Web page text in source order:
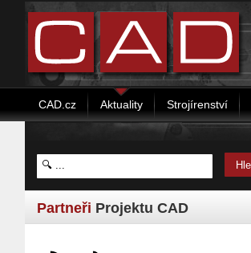
CAD.cz Aktuality Strojírenství
Partneři Projektu CAD